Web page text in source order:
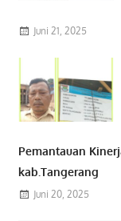
Juni 21, 2025
Pemantauan
kab.Tangerang
Juni 20, 2025